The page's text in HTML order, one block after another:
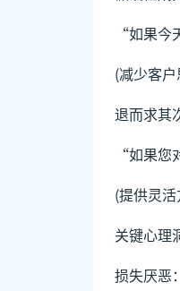
“如果今
(减少客
退而求其
“如果您
(提供灵
关键心理
损失厌恶